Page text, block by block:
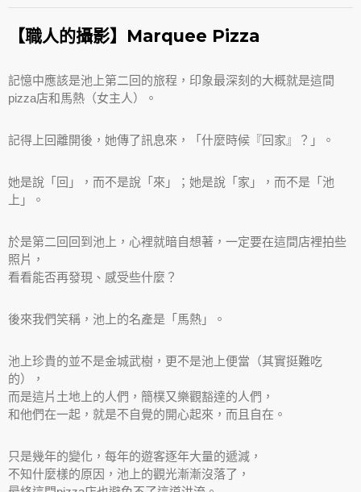
【職人的攝影】Marquee Pizza
記憶中應該是池上第二回的旅程，印象最深刻的大概就是這間
pizza店和馬熱（女主人）。
記得上回離開後，她傳了訊息來，「什麼時候『回家』？」。
她是說「回」，而不是說「來」；她是說「家」，而不是「池
上」。
於是第二回回到池上，心裡就暗自想著，一定要在這間店裡拍些
照片，
看看能否再發現、感受些什麼？
後來我們笑稱，池上的名產是「馬熱」。
池上珍貴的並不是金城武樹，更不是池上便當（其實挺難吃
的），
而是這片土地上的人們，簡樸又樂觀豁達的人們，
和他們在一起，就是不自覺的開心起來，而且自在。
只是幾年的變化，每年的遊客逐年大量的遞減，
不知什麼樣的原因，池上的觀光漸漸沒落了，